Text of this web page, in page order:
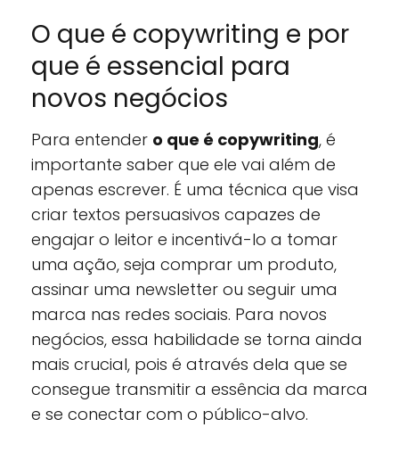
O que é copywriting e por
que é essencial para
novos negócios
Para entender o que é copywriting, é
importante saber que ele vai além de
apenas escrever. É uma técnica que visa
criar textos persuasivos capazes de
engajar o leitor e incentivá-lo a tomar
uma ação, seja comprar um produto,
assinar uma newsletter ou seguir uma
marca nas redes sociais. Para novos
negócios, essa habilidade se torna ainda
mais crucial, pois é através dela que se
consegue transmitir a essência da marca
e se conectar com o público-alvo.